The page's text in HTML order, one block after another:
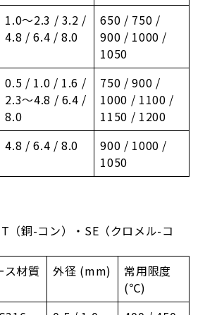
1.0～2.3 / 3.2 /
4.8 / 6.4 / 8.0
650 / 750 /
900 / 1000 /
1050
0.5 / 1.0 / 1.6 /
2.3～4.8 / 6.4 /
8.0
750 / 900 /
1000 / 1100 /
1150 / 1200
4.8 / 6.4 / 8.0
900 / 1000 /
1050
（銅-コン）・SE（クロメル-コ
ス材質 外径 (mm)
常用限度
(℃)